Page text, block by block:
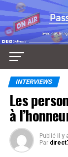
INTERVIEWS
Les
à
Publié il y
Par